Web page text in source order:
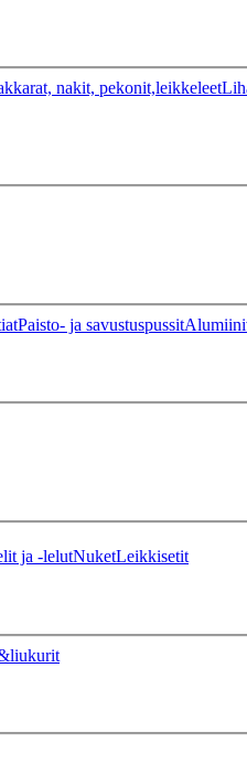
nakit, pekonit,leikkeleet
Paisto- ja savustuspussit
ja -lelutNuketLeikkisetit